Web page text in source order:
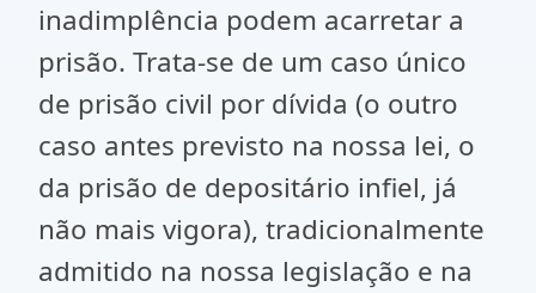
inadimplência podem acarretar a
prisão. Trata-se de um caso único
de prisão civil por dívida (o outro
caso antes previsto na nossa lei, o
da prisão de depositário infiel, já
não mais vigora), tradicionalmente
admitido na nossa legislação e na